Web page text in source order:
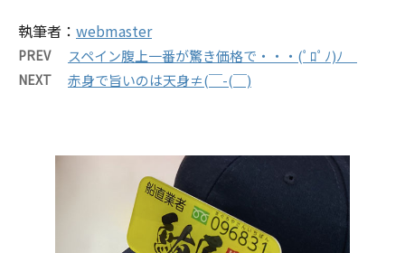
執筆者： webmaster
PREV スペイン腹上一番が驚き価格で・・・(ﾟﾛﾟﾉ)ﾉ
NEXT 赤身で旨いのは天身≠(￣-(￣)